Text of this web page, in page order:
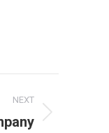
NEXT